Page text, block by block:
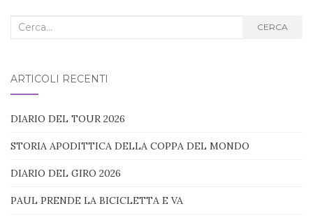
Cerca
CERCA
ARTICOLI RECENTI
DIARIO DEL TOUR 2026
STORIA APODITTICA DELLA COPPA DEL MONDO
DIARIO DEL GIRO 2026
PAUL PRENDE LA BICICLETTA E VA